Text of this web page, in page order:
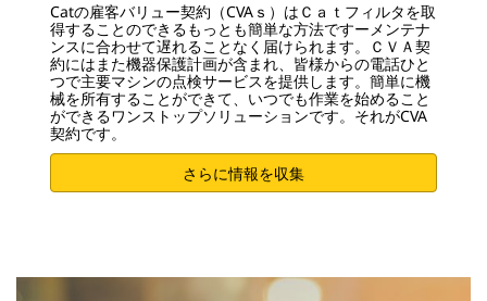
Catの雇客バリュー契約（CVAｓ）はＣａｔフィルタを取
得することのできるもっとも簡単な方法ですーメンテナ
ンスに合わせて遅れることなく届けられます。ＣＶＡ契
約にはまた機器保護計画が含まれ、皆様からの電話ひと
つで主要マシンの点検サービスを提供します。簡単に機
械を所有することができて、いつでも作業を始めること
ができるワンストップソリューションです。それがCVA
契約です。
さらに情報を収集